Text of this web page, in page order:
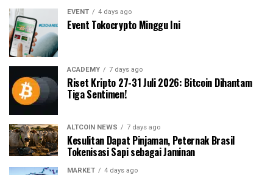
EVENT 4 days ago
Event Tokocrypto Minggu Ini
ACADEMY 7 days ago
Riset Kripto 27-31 Juli 2026: Bitcoin Dihantam
Tiga Sentimen!
ALTCOIN NEWS 7 days ago
Kesulitan Dapat Pinjaman, Peternak Brasil
Tokenisasi Sapi sebagai Jaminan
MARKET 4 days ago